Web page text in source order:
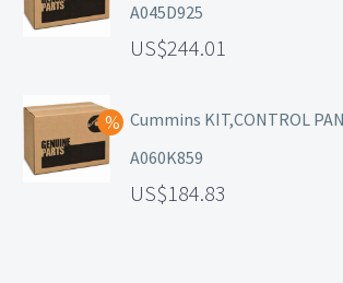
A045D925
244.01
Cummins KIT,CONTROL
A060K859
184.83